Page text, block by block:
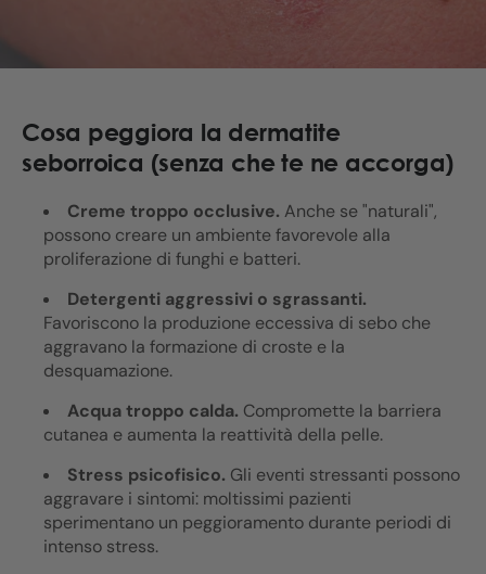
Cosa peggiora la dermatite
seborroica (senza che te ne accorga)
Creme troppo occlusive. Anche se "naturali",
possono creare un ambiente favorevole alla
proliferazione di funghi e batteri.
Detergenti aggressivi o sgrassanti.
Favoriscono la produzione eccessiva di sebo che
aggravano la formazione di croste e la
desquamazione.
Acqua troppo calda. Compromette la barriera
cutanea e aumenta la reattività della pelle.
Stress psicofisico. Gli eventi stressanti possono
aggravare i sintomi: moltissimi pazienti
sperimentano un peggioramento durante periodi di
intenso stress.